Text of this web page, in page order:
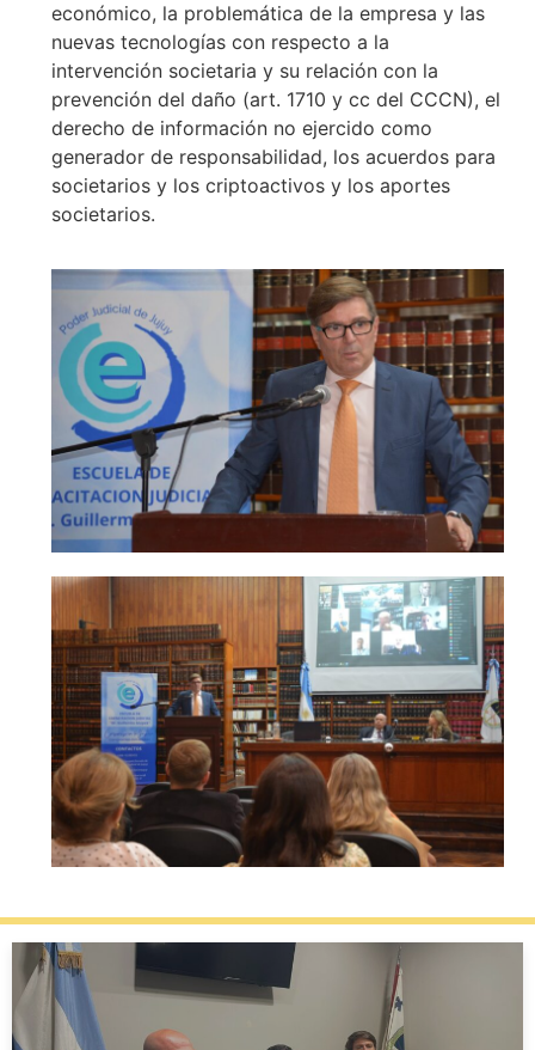
económico, la problemática de la empresa y las
nuevas tecnologías con respecto a la
intervención societaria y su relación con la
prevención del daño (art. 1710 y cc del CCCN), el
derecho de información no ejercido como
generador de responsabilidad, los acuerdos para
societarios y los criptoactivos y los aportes
societarios.